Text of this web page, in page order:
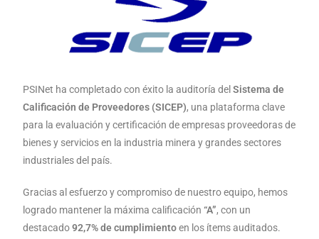
PSINet ha completado con éxito la auditoría delSistema de
Calificación de Proveedores (SICEP), una plataforma clave
para la evaluación y certificación de empresas proveedoras de
bienes y servicios en la industria minera y grandes sectores
industriales del país.
Gracias al esfuerzo y compromiso de nuestro equipo, hemos
logrado mantener la máxima calificación“A”, con un
destacado92,7% de cumplimientoen los ítems auditados.